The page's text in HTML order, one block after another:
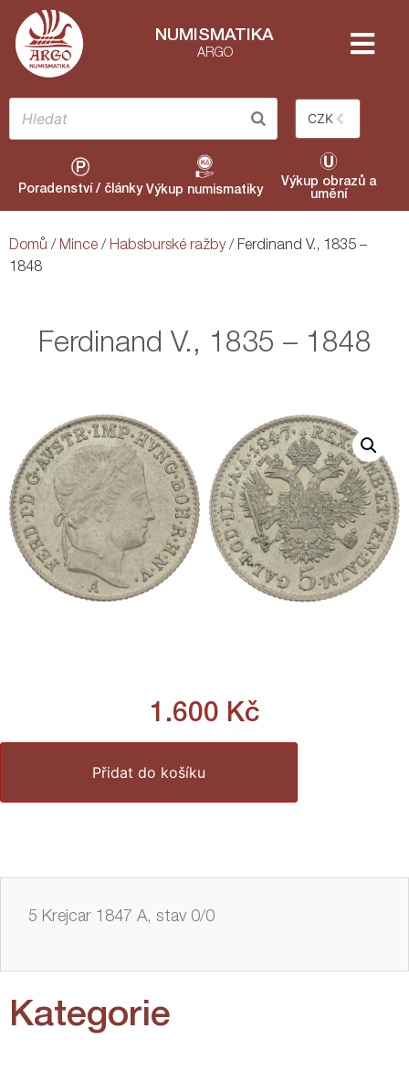
NUMISMATIKA
ARGO
CZK
Poradenství / články Výkup numismatiky
Výkup obrazů a
umění
Domů / Mince / Habsburské ražby/ Ferdinand V., 1835 –
1848
Kategorie
Ferdinand V., 1835 – 1848
1.600 Kč
Přidat do košíku
5 Krejcar 1847 A, stav 0/0